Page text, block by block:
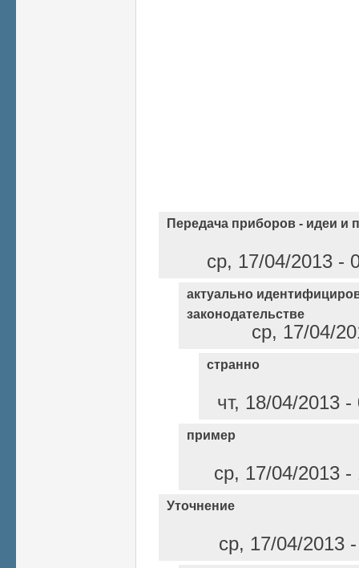
Передача приборов - идеи и
ср, 17/04/2013 -
актуально
законодательстве
ср, 17/04/
странно
чт, 18/04/2013
пример
ср, 17/04/2013
Уточнение
ср, 17/04/2013